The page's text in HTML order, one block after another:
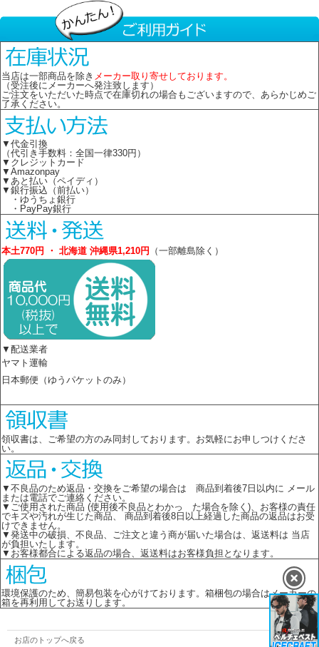
当店は一部商品を除き メーカー取り寄せしております。
（受注後にメーカーへ発注致します）
ご注文をいただいた時点で在庫切れの場合もございますので、あらかじめご
了承ください。
▼代金引換
（代引き手数料：全国一律330円）
▼クレジットカード
▼Amazonpay
▼あと払い（ペイディ）
▼銀行振込（前払い）
・ゆうちょ銀行
・PayPay銀行
本土770円 ・ 北海道 沖縄県1,210円 （一部離島除く）
▼配送業者
ヤマト運輸
日本郵便（ゆうパケットのみ）
領収書は、ご希望の方のみ同封しております。お気軽にお申しつけくださ
い。
▼不良品のため返品・交換をご希望の場合は 商品到着後7日以内に メール
または電話でご連絡ください。
▼ご使用された商品 (使用後不良品とわかっ た場合を除く)、お客様の責任
でキズや汚れが生じた商品、 商品到着後8日以上経過した商品の返品はお受
けできません。
▼発送中の破損、不良品、ご注文と違う商が届いた場合は、返送料は 当店
が負担いたします。
▼お客様都合による返品の場合、返送料はお客様負担となります。
環境保護のため、簡易包装を心がけております。箱梱包の場合はメーカーの
箱を再利用してお送りします。
お店のトップへ戻る